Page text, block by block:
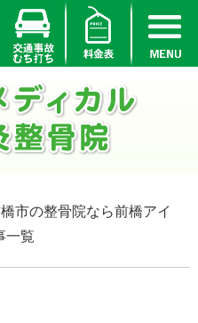
市の整骨院なら前橋アイ
一覧